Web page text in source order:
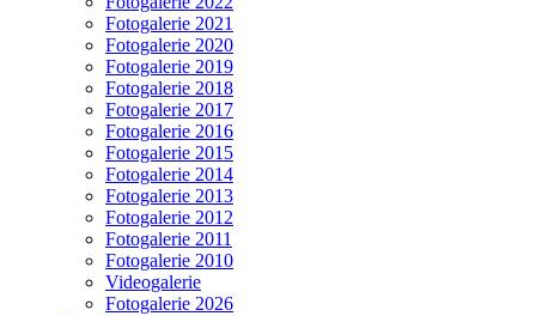
Fotogalerie 2021
Fotogalerie 2020
Fotogalerie 2019
Fotogalerie 2018
Fotogalerie 2017
Fotogalerie 2016
Fotogalerie 2015
Fotogalerie 2014
Fotogalerie 2013
Fotogalerie 2012
Fotogalerie 2011
Fotogalerie 2010
Videogalerie
Fotogalerie 2026